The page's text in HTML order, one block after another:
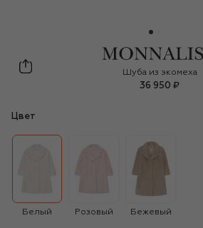
Monnalisa
Шуба из экомеха
36 950 ₽
Цвет
Белый Розовый Бежевый